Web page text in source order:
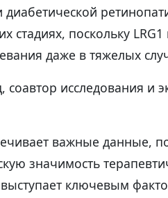
диабетической
стадиях, поскольку
даже в тяжелых
исследования и
важные данные,
значимость
выступает ключевым